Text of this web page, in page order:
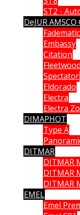
ST2 -
DeJUR AMSCO
Fadematic
Embassy
Citation
Fleetwood
Spectator
Eldorado
Electra
Electra
DIMAPHOT
Type A
DITMAR
DITMAR
DITMAR
DITMAR
EMEL
Emel